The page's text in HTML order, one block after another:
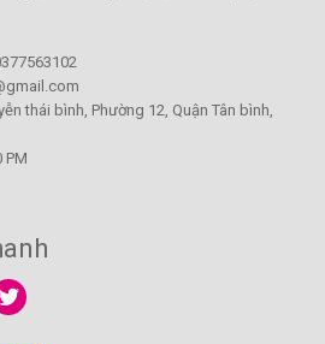
thái bình, Phường 12, Quận Tân bình,
PM